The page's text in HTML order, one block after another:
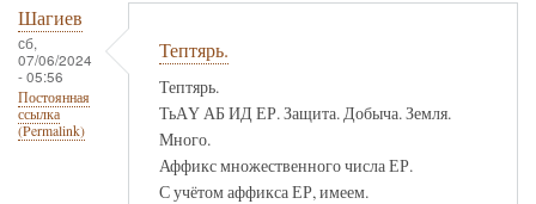
Шагиев
сб,
07/06/2024
- 05:56
Постоянная
ссылка
(Permalink)
Тептярь.
Тептярь.
ТьАҮ АБ ИД ЕР. Защита. Добыча. Земля.
Много.
Аффикс множественного числа ЕР.
С учётом аффикса ЕР, имеем.